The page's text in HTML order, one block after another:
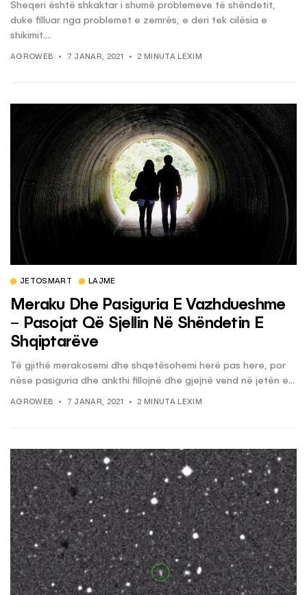
Sheqeri është shkaktar i shumë problemeve të shëndetit,
duke filluar nga problemet e zemrës, e deri tek cilësia e
shikimit....
AGROWEB 7 JANAR, 2021 2 MINUTA LEXIM
JETOSMART LAJME
Meraku Dhe Pasiguria E Vazhdueshme
– Pasojat Që Sjellin Në Shëndetin E
Shqiptarëve
Të gjithë merakosemi dhe shqetësohemi herë pas here, por
nëse pasiguria dhe ankthi fillojnë dhe gjejnë vend në jetën e...
AGROWEB 7 JANAR, 2021 2 MINUTA LEXIM